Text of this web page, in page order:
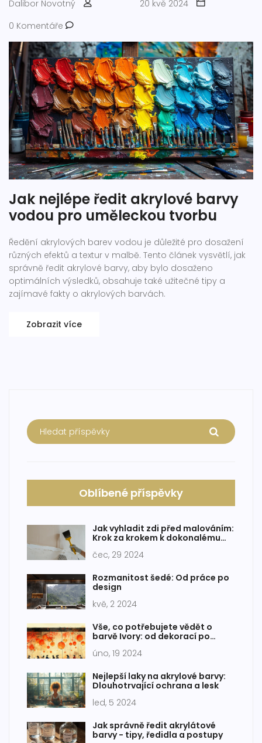
Dalibor Novotný
20 kvě 2024
0 Komentáře
Jak nejlépe ředit akrylové barvy
vodou pro uměleckou tvorbu
Ředění akrylových barev vodou je důležité pro dosažení
různých efektů a textur v malbě. Tento článek vysvětlí, jak
správně ředit akrylové barvy, aby bylo dosaženo
optimálních výsledků, obsahuje také užitečné tipy a
zajímavé fakty o akrylových barvách.
Zobrazit více
Oblíbené příspěvky
Jak vyhladit zdi před malováním:
Krok za krokem k dokonalému
čec, 29 2024
Rozmanitost šedé: Od práce po
design
kvě, 2 2024
Vše, co potřebujete vědět o
barvě Ivory: od dekorací po
úno, 19 2024
Nejlepší laky na akrylové barvy:
Dlouhotrvající ochrana a lesk
led, 5 2024
Jak správně ředit akrylátové
barvy - tipy, ředidla a postupy